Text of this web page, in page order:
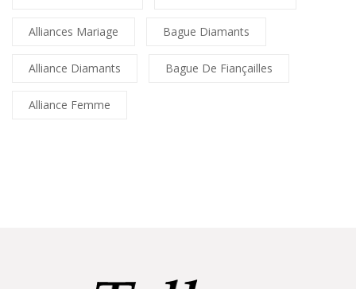
Alliances Mariage Bague Diamants
Alliance Diamants Bague De Fiançailles
Alliance Femme